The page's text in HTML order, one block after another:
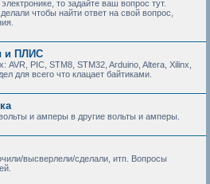
то задайте ваш вопрос тут.
чтобы найти ответ на свой вопрос,
и ПЛИС
AVR, PIC, STM8, STM32, Arduino, Altera, Xilinx,
для всего что клацает байтиками.
и амперы в другие вольты и амперы.
высверлели/сделали, итп. Вопросы